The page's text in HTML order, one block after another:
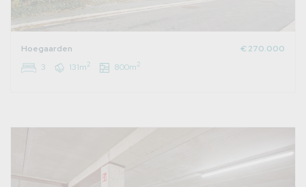
Hoegaarden
€ 270.000
3
131m2 800m2